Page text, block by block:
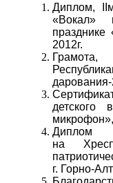
Диплом,
«Вокал»
2012г.
дарования-
детского
микрофон»,
на
г. Горно-